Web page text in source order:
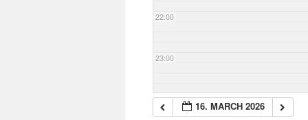
22:00
23:00
16. MARCH 2026